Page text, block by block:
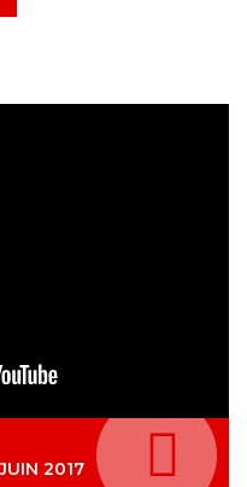
2017